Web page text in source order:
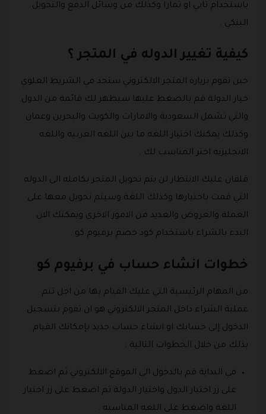
باستخدام تابي او تمارا وكذلك من وسائل الدفع والتحويل
البنكي .
كيفية تغيير الدوله في المتجر ؟
حين تقوم بزيارة المتجر الالكتروني ستجد في الشريط العلوي
خيار الدولة قم بالضغط عليها سيظهر لك قائمة من الدول
والتي تشمل السعودية والامارات والكويت والبحرين وعمان
وكذلك يمكنك اختيار اللغه ما بين اللغه العربيه واللغه
الانجليزيه اختر المناسب لك .
قلقان عليك الانتظار لن يتم تحويل المتجر بكامله الى الدوله
التي قمت باختيارها وكذلك اللغة وسيتم تحويل معها على
العملة والعروض والعديد من الامور الاخرى ويمكنك الان
البدء بالشراء باستخدام كود خصم برفيوم كو .
خطوات انشاء حساب في برفيوم كو
من المهام الرئيسية التي عليك القيام بها من اجل تتم
عملية الشراء داخل المتجر الالكتروني هو ان تقوم بتسجيل
الدخول إلى حسابك او انشاء حساب جديد بإمكانك القيام
بذلك من خلال الخطوات التالية :
في البداية قم بالدخول الى الموقع الالكتروني ثم اضغط
على زر اختيار الدول واختيار الدولة ثم اضغط على زر اختيار
اللغة واضغط على اللغه المناسبه .